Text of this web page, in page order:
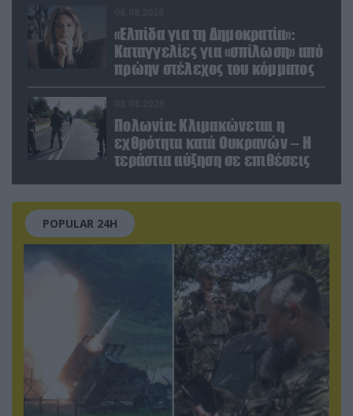
«Ελπίδα για τη Δημοκρατία»:
Καταγγελίες για «σπίλωση» από
πρώην στέλεχος του κόμματος
Πολωνία: Κλιμακώνεται η
εχθρότητα κατά Ουκρανών – Η
τεράστια αύξηση σε επιθέσεις
POPULAR 24H